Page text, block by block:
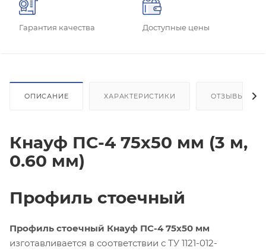
Гарантия качества Доступные цены
ОПИСАНИЕ ХАРАКТЕРИСТИКИ ОТЗЫВЫ
Кнауф ПС-4 75х50 мм (3 м,
0.60 мм)
Профиль стоечный
Профиль стоечный Кнауф ПС-4 75х50 мм
изготавливается в соответствии с ТУ 1121-012-